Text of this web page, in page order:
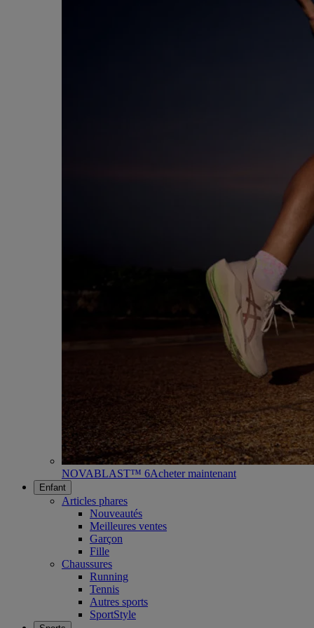
NOVABLAST™ 6Acheter maintenant
Enfant
Articles phares
Nouveautés
Meilleures ventes
Garçon
Fille
Chaussures
Running
Tennis
Autres sports
SportStyle